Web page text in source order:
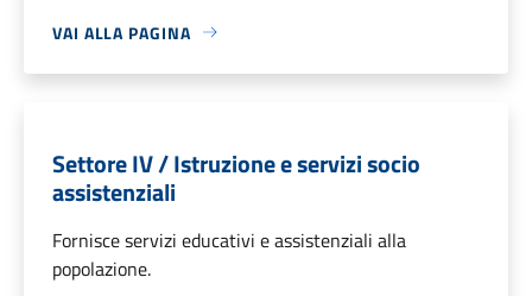
VAI ALLA PAGINA
Settore IV / Istruzione e servizi socio
assistenziali
Fornisce servizi educativi e assistenziali alla
popolazione.